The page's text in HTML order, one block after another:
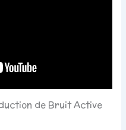
de Bruit Active